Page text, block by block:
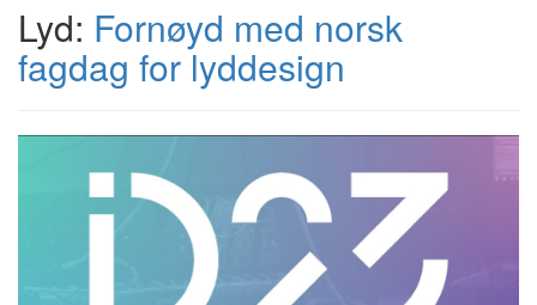
Lyd: Fornøyd med norsk
fagdag for lyddesign